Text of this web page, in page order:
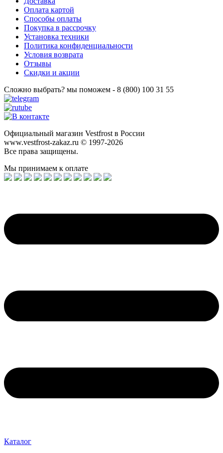
Оплата картой
Способы оплаты
Покупка в рассрочку
Установка техники
Политика конфиденциальности
Условия возврата
Отзывы
Скидки и акции
Сложно выбрать? мы поможем - 8 (800) 100 31 55
Официальный магазин Vestfrost в России
www.vestfrost-zakaz.ru © 1997-2026
Все права защищены.
Мы принимаем к оплате
Каталог